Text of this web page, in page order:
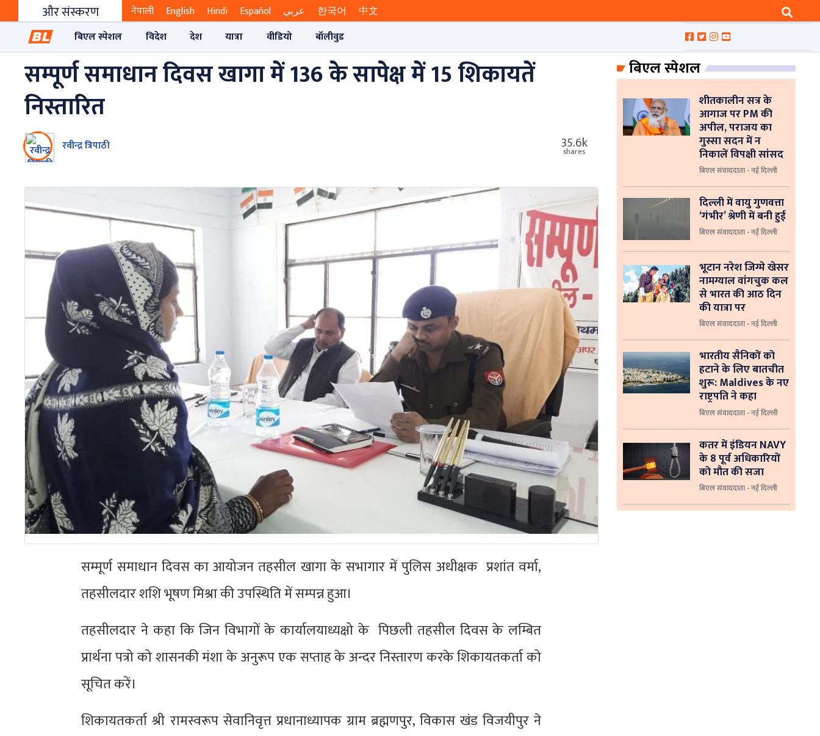
और संस्करण नेपाली English Hindi Español عربي 한국어
中文
बिएल स्पेशल
विदेश देश यात्रा वीडियो बॉलीवुड
सम्पूर्ण समाधान दिवस खागा में 136 के सापेक्ष में 15 शिकायतें
निस्तारित
रवीन्द्र त्रिपाठी 35.6k
shares
सम्मूर्ण समाधान दिवस का आयोजन तहसील खागा के सभागार में पुलिस अधीक्षक प्रशांत वर्मा,
तहसीलदार शशि भूषण मिश्रा की उपस्थिति में सम्पन्न हुआ।
तहसीलदार ने कहा कि जिन विभागों के कार्यालयाध्यक्षो के पिछली तहसील दिवस के लम्बित
प्रार्थना पत्रो को शासनकी मंशा के अनुरूप एक सप्ताह के अन्दर निस्तारण करके शिकायतकर्ता को
सूचित करें।
शिकायतकर्ता श्री रामस्वरूप सेवानिवृत्त प्रधानाध्यापक ग्राम ब्रह्मणपुर, विकास खंड विजयीपुर ने
बिएल स्पेशल
शीतकालीन सत्र के
आगाज पर PM की
अपील, पराजय का
गुस्सा सदन में न
निकालें विपक्षी सांसद
बिएल संवाददाता - नई दिल्ली
दिल्ली में वायु गुणवत्ता
‘गंभीर’ श्रेणी में बनी हुई
बिएल संवाददाता - नई दिल्ली
भूटान नरेश जिग्मे खेसर
नामग्याल वांगचुक कल
से भारत की आठ दिन
की यात्रा पर
बिएल संवाददाता - नई दिल्ली
भारतीय सैनिकों को
हटाने के लिए बातचीत
शुरू: Maldives के नए
राष्ट्रपति ने कहा
बिएल संवाददाता - नई दिल्‍ली
कतर में इंडियन NAVY
के 8 पूर्व अधिकारियों
को मौत की सजा
बिएल संवाददाता - नई दिल्ली